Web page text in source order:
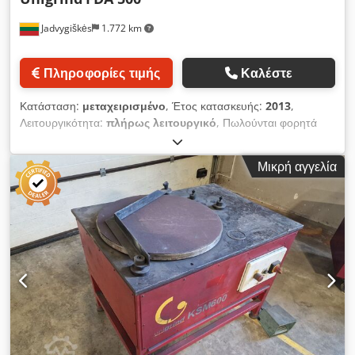
φθαρμένης λειαντικής πέτρας 250 mm 15. Οπή στερέωσης
λειαντικής πέτρας 127 mm 16. Ονομαστικό/μέγιστο πλάτος
λειαντικής πέτρας 50 mm
Jadvygiškės 1.772 km
Πληροφορίες τιμής Καλέστε
Κατάσταση: μεταχειρισμένο, Έτος κατασκευής: 2013,
Λειτουργικότητα: πλήρως λειτουργικό, Πωλούνται φορητά
μηχανήματα κατεργασίας / τόρνευσης βαλβίδων Unigrind FDA
500. Τα μηχανήματα είναι μεταχειρισμένα, σε καλή κατάσταση
και πλήρως λειτουργικά. Δυνατότητα επιτόπιας επιθεώρησης
και δοκιμής. Dedpfx Ajy R R Imsfpock Το Unigrind FDA 500
προορίζεται για κατεργασία και επισκευή επιφανειών
στεγανοποίησης βαλβίδων, εδρών και φλαντζών. Ο εξοπλισμός
επιτρέπει ακριβή τόρνευση, φρεζάρισμα και ανακατασκευή
επιφανειών απευθείας στον χώρο εργασίας. Τεχνικά
χαρακτηριστικά: Μοντέλο: Unigrind FDA 500 Έτος: 2013
Φορητά μηχανήματα κατεργασίας βαλβίδων Κατάλληλα για
επισκευή βαλβίδων, φλαντζών και επιφανειών στεγανοποίησης
Ακριβής κατεργασία επίπεδων και κωνικών επιφανειών
Κατάλληλο για διάφορους τύπους βιομηχανικών βαλβίδων
Μικρή αγγελία